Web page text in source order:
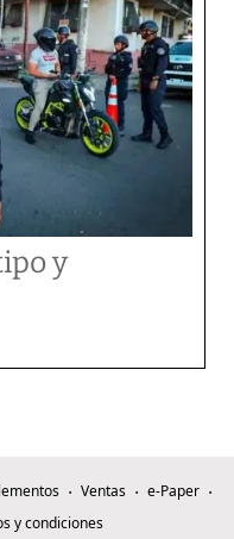
y
Ventas
e-Paper
y condiciones